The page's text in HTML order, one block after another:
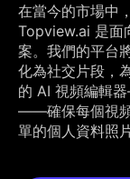
在當今的市場中
Topview.ai 是面
案。我們的平台
化為社交片段，
的 AI 視頻編輯
——確保每個視頻
單的個人資料照